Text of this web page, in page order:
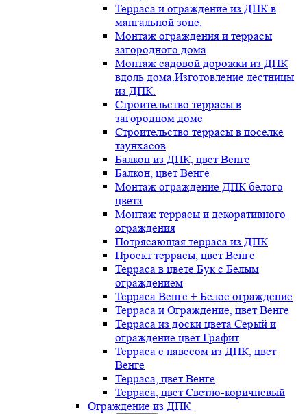
Терраса и ограждение из ДПК в
мангальной зоне.
Монтаж ограждения и террасы
загородного дома
Монтаж садовой дорожки из ДПК
вдоль дома.Изготовление лестницы
из ДПК.
Строительство террасы в
загородном доме
Строительство террасы в поселке
таунхасов
Балкон из ДПК, цвет Венге
Балкон, цвет Венге
Монтаж ограждение ДПК белого
цвета
Монтаж террасы и декоративного
ограждения
Потрясающая терраса из ДПК
Проект террасы, цвет Венге
Терраса в цвете Бук с Белым
ограждением
Терраса Венге + Белое ограждение
Терраса и Ограждение, цвет Венге
Терраса из доски цвета Серый и
ограждение цвет Графит
Терраса с навесом из ДПК, цвет
Венге
Терраса, цвет Венге
Терраса, цвет Светло-коричневый
Ограждение из ДПК